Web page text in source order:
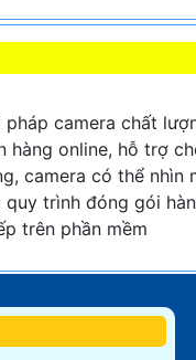
camera chất
hàng online, hỗ trợ
camera có thể nhìn
trình đóng gói
trên phần mềm